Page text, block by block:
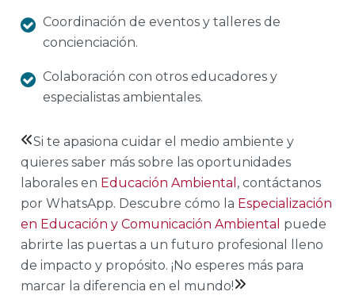
Coordinación de eventos y talleres de
concienciación.
Colaboración con otros educadores y
especialistas ambientales.
Si te apasiona cuidar el medio ambiente y
quieres saber más sobre las oportunidades
laborales en Educación Ambiental , contáctanos
por WhatsApp. Descubre cómo la Especialización
en Educación y Comunicación Ambiental puede
abrirte las puertas a un futuro profesional lleno
de impacto y propósito. ¡No esperes más para
marcar la diferencia en el mundo!